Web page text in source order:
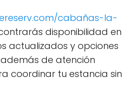
cabañas-la-
disponibilidad en
actualizados y opciones
de atención
coordinar tu estancia sin